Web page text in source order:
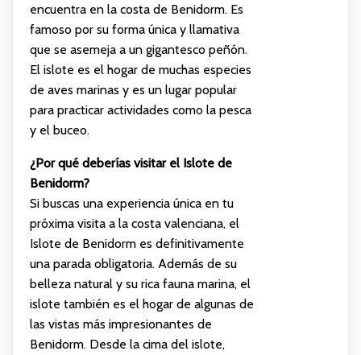
encuentra en la costa de Benidorm. Es
famoso por su forma única y llamativa
que se asemeja a un gigantesco peñón.
El islote es el hogar de muchas especies
de aves marinas y es un lugar popular
para practicar actividades como la pesca
y el buceo.
¿Por qué deberías visitar el Islote de
Benidorm?
Si buscas una experiencia única en tu
próxima visita a la costa valenciana, el
Islote de Benidorm es definitivamente
una parada obligatoria. Además de su
belleza natural y su rica fauna marina, el
islote también es el hogar de algunas de
las vistas más impresionantes de
Benidorm. Desde la cima del islote,